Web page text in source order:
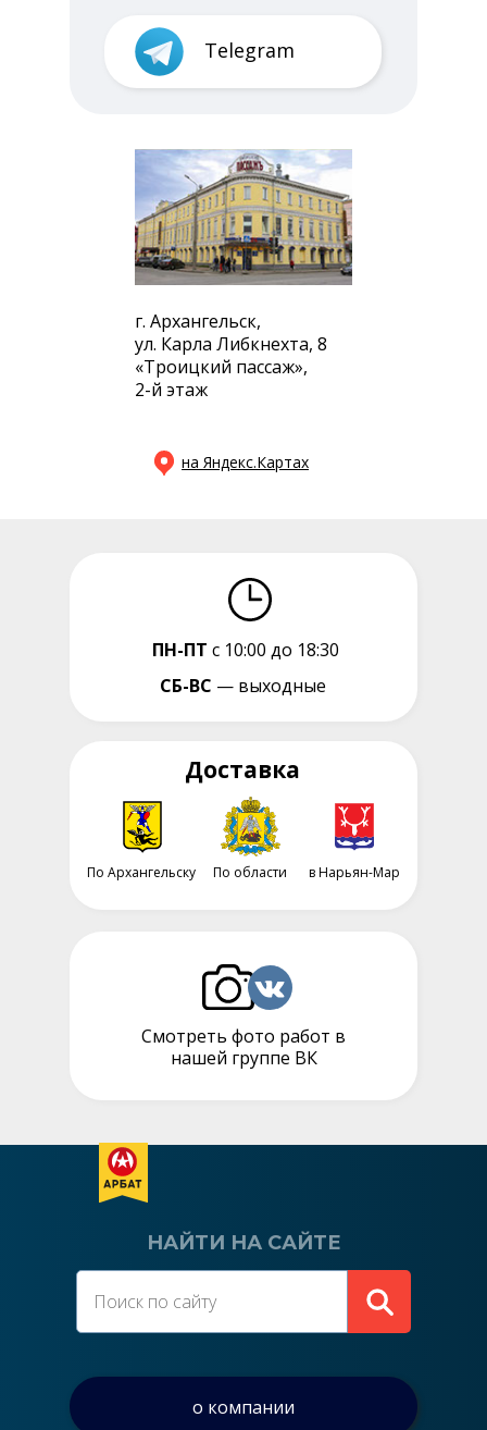
о компании
Смотреть фото работ в
нашей группе ВК
ПН-ПТ с 10:00 до 18:30
Telegram
СБ-ВС — выходные
г. Архангельск,
ул. Карла Либкнехта, 8
«Троицкий пассаж»,
2-й этаж
на Яндекс.Картах
Доставка
По Архангельску в Нарьян-Мар
По области
НАЙТИ НА САЙТЕ